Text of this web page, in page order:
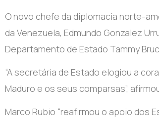
O novo chefe da diplomacia norte-
da Venezuela, Edmundo Gonzalez
Departamento de Estado Tammy
“A secretária de Estado elogiou a
Maduro e os seus comparsas”,
Marco Rubio “reafirmou o apoio dos